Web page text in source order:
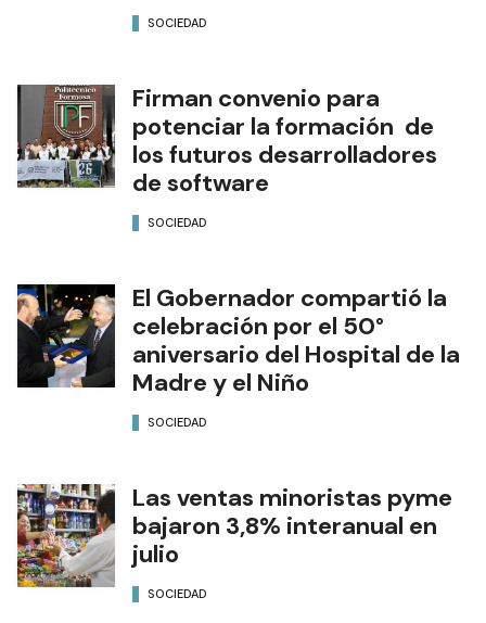
SOCIEDAD
Firman convenio para
potenciar la formación de
los futuros desarrolladores
de software
SOCIEDAD
El Gobernador compartió la
celebración por el 50°
aniversario del Hospital de la
Madre y el Niño
SOCIEDAD
Las ventas minoristas pyme
bajaron 3,8% interanual en
julio
SOCIEDAD